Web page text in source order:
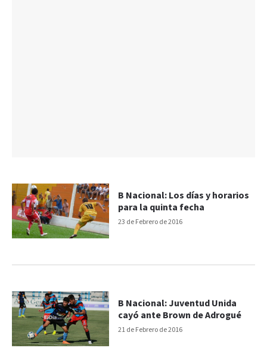
23 de Febrero de 2016
B Nacional: Los días y horarios
para la quinta fecha
21 de Febrero de 2016
B Nacional: Juventud Unida
cayó ante Brown de Adrogué